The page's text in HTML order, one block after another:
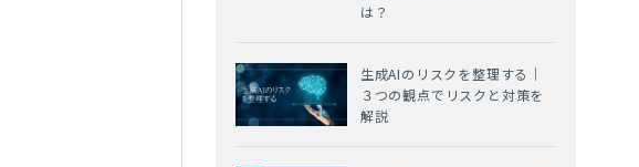
は？
生成AIのリスクを整理する｜
３つの観点でリスクと対策を
解説